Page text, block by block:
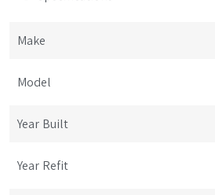
Make
Model
Year Built
Year Refit